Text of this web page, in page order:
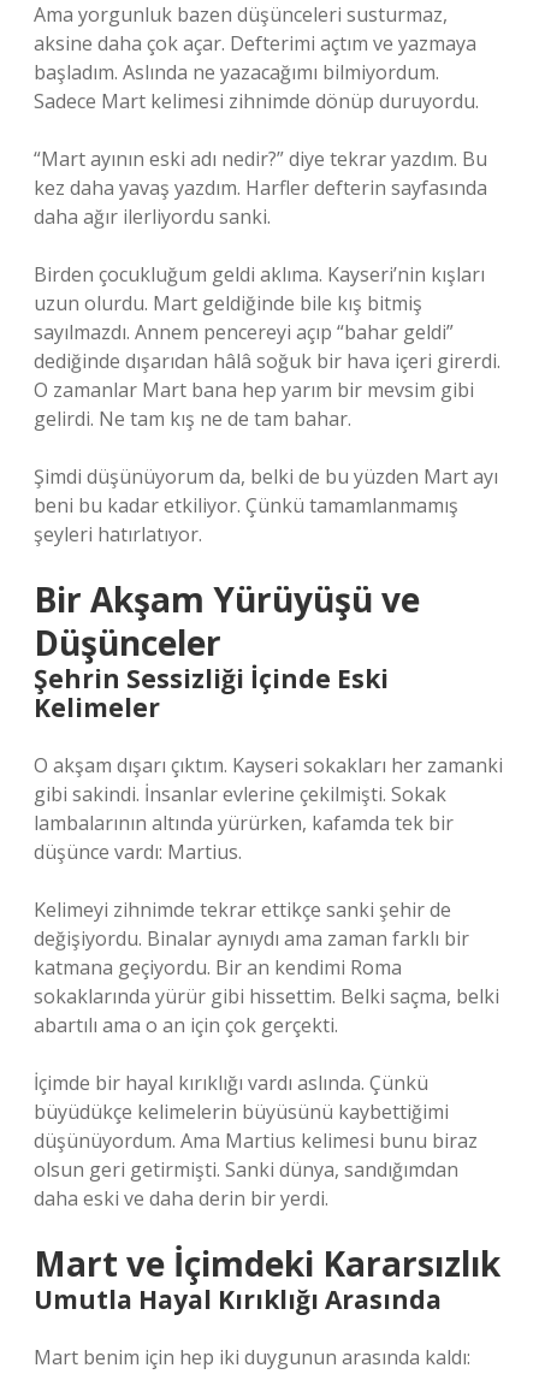
Ama yorgunluk bazen düşünceleri susturmaz,
aksine daha çok açar. Defterimi açtım ve yazmaya
başladım. Aslında ne yazacağımı bilmiyordum.
Sadece Mart kelimesi zihnimde dönüp duruyordu.
“Mart ayının eski adı nedir?” diye tekrar yazdım. Bu
kez daha yavaş yazdım. Harfler defterin sayfasında
daha ağır ilerliyordu sanki.
Birden çocukluğum geldi aklıma. Kayseri’nin kışları
uzun olurdu. Mart geldiğinde bile kış bitmiş
sayılmazdı. Annem pencereyi açıp “bahar geldi”
dediğinde dışarıdan hâlâ soğuk bir hava içeri girerdi.
O zamanlar Mart bana hep yarım bir mevsim gibi
gelirdi. Ne tam kış ne de tam bahar.
Şimdi düşünüyorum da, belki de bu yüzden Mart ayı
beni bu kadar etkiliyor. Çünkü tamamlanmamış
şeyleri hatırlatıyor.
Bir Akşam Yürüyüşü ve
Düşünceler
Şehrin Sessizliği İçinde Eski
Kelimeler
O akşam dışarı çıktım. Kayseri sokakları her zamanki
gibi sakindi. İnsanlar evlerine çekilmişti. Sokak
lambalarının altında yürürken, kafamda tek bir
düşünce vardı: Martius.
Kelimeyi zihnimde tekrar ettikçe sanki şehir de
değişiyordu. Binalar aynıydı ama zaman farklı bir
katmana geçiyordu. Bir an kendimi Roma
sokaklarında yürür gibi hissettim. Belki saçma, belki
abartılı ama o an için çok gerçekti.
İçimde bir hayal kırıklığı vardı aslında. Çünkü
büyüdükçe kelimelerin büyüsünü kaybettiğimi
düşünüyordum. Ama Martius kelimesi bunu biraz
olsun geri getirmişti. Sanki dünya, sandığımdan
daha eski ve daha derin bir yerdi.
Mart ve İçimdeki Kararsızlık
Umutla Hayal Kırıklığı Arasında
Mart benim için hep iki duygunun arasında kaldı: